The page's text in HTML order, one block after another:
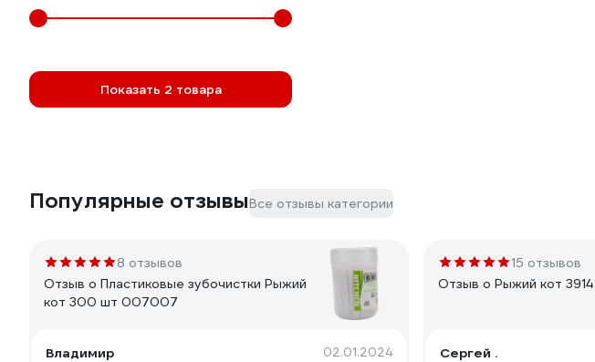
Показать 2 товара
Популярные отзывыВсе отзывы категории
8 отзывов
Отзыв о Пластиковые зубочистки Рыжий
кот 300 шт 007007
Владимир 02.01.2024
15 отзывов
Отзыв о Рыжий кот 3914
Сергей .